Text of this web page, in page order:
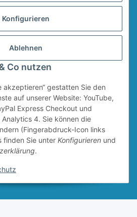
Konfigurieren
Ablehnen
Co nutzen
akzeptieren“ gestatten Sie den
auf unserer Website: YouTube,
Express Checkout und
4. Sie können die
(Fingerabdruck-Icon links
finden Sie unter Konfigurieren und
.
Sitemap
Widerrufsformular
widerrufen
gesetzlicher USt., zzgl.Versand
Keschern wird ein Sperrgutzuschlag in Höhe
fällt unabhängig vom Warenwert an.